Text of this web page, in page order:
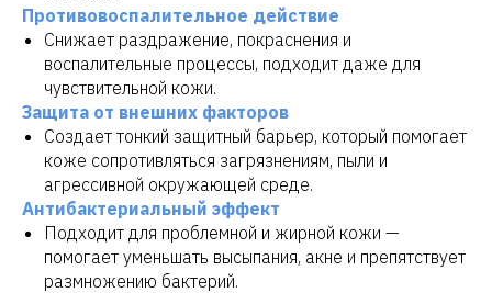
Противовоспалительное действие
Снижает раздражение, покраснения и
воспалительные процессы, подходит даже для
чувствительной кожи.
Защита от внешних факторов
Создает тонкий защитный барьер, который помогает
коже сопротивляться загрязнениям, пыли и
агрессивной окружающей среде.
Антибактериальный эффект
Подходит для проблемной и жирной кожи —
помогает уменьшать высыпания, акне и препятствует
размножению бактерий.